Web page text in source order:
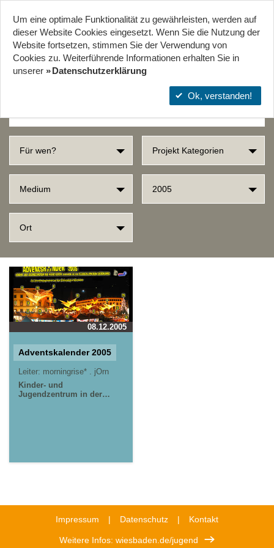
Start Projekte Orte
SUCHERGEBNISSE
Für wen? Projekt Kategorien
Medium 2005
Ort
08.12.2005
Adventskalender 2005
Leiter: morningrise* . jOrn
Kinder- und
Jugendzentrum in der
Impressum Datenschutz Kontakt
Weitere Infos: wiesbaden.de/jugend
Um eine optimale Funktionalität zu gewährleisten, werden auf
dieser Website Cookies eingesetzt. Wenn Sie die Nutzung der
Website fort­setzen, stimmen Sie der Verwendung von
Cookies zu. Weiterführende Informationen erhalten Sie in
unserer
Datenschutzerklärung
Ok, verstanden!